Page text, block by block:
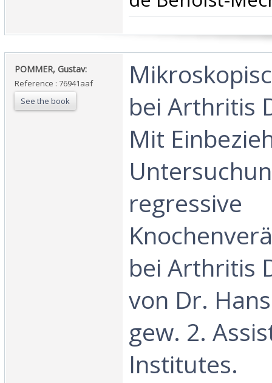
‎POMMER, Gustav:‎
Reference : 76941aaf
See the book
bei Arthritis
Mit
regressive
bei Arthritis
von Dr.
gew. 2.
Institutes.‎